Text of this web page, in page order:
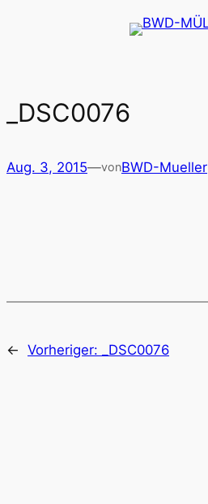
_DSC0076
Aug. 3, 2015—vonBWD-Mueller
← Vorheriger: _DSC0076